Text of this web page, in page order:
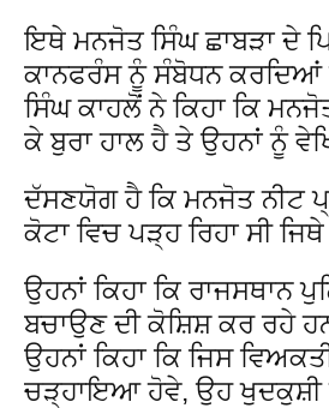
ਇਥੇ ਮਨਜੋਤ ਸਿੰਘ ਛਾਬੜਾ ਦੇ
ਕਾਨਫਰੰਸ ਨੂੰ ਸੰਬੋਧਨ ਕਰਦਿਆਂ
ਸਿੰਘ ਕਾਹਲੋਂ ਨੇ ਕਿਹਾ ਕਿ
ਕੇ ਬੁਰਾ ਹਾਲ ਹੈ ਤੇ ਉਹਨਾਂ ਨੂੰ
ਦੱਸਣਯੋਗ ਹੈ ਕਿ ਮਨਜੋਤ ਨੀਟ
ਕੋਟਾ ਵਿਚ ਪੜ੍ਹ ਰਿਹਾ ਸੀ
ਉਹਨਾਂ ਕਿਹਾ ਕਿ ਰਾਜਸਥਾਨ
ਬਚਾਉਣ ਦੀ ਕੋਸ਼ਿਸ਼ ਕਰ ਰਹੇ
ਉਹਨਾਂ ਕਿਹਾ ਕਿ ਜਿਸ
ਚੜ੍ਹਾਇਆ ਹੋਵੇ, ਉਹ ਖੁਦਕੁਸ਼ੀ